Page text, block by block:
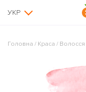
УКР
Головна / Краса / Волосся